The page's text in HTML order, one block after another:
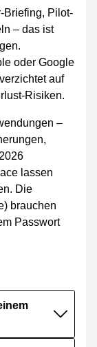
Pilot-
– das ist
oder Google
auf
Risiken.
–
lassen
Die
brauchen
Passwort